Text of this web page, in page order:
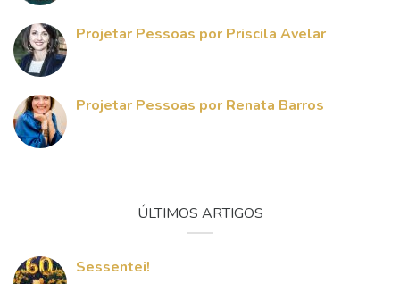
Projetar Pessoas por Priscila Avelar
Projetar Pessoas por Renata Barros
ÚLTIMOS ARTIGOS
Sessentei!